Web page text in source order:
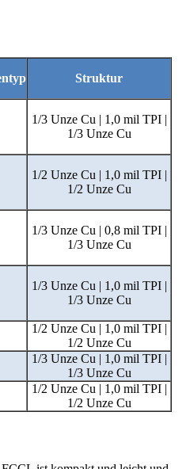
Struktur
1/3 Unze Cu | 1,0 mil TPI |
1/3 Unze Cu
1/2 Unze Cu | 1,0 mil TPI |
1/2 Unze Cu
1/3 Unze Cu | 0,8 mil TPI |
1/3 Unze Cu
1/3 Unze Cu | 1,0 mil TPI |
1/3 Unze Cu
1/2 Unze Cu | 1,0 mil TPI |
1/2 Unze Cu
1/3 Unze Cu | 1,0 mil TPI |
1/3 Unze Cu
1/2 Unze Cu | 1,0 mil TPI |
1/2 Unze Cu